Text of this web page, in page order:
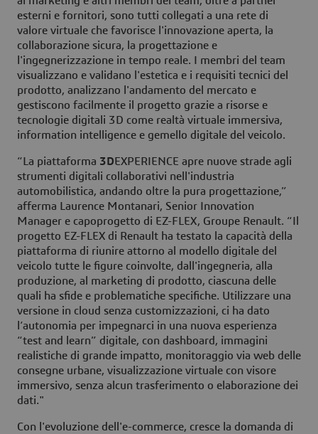
esterni e fornitori, sono tutti collegati a una rete di
valore virtuale che favorisce l'innovazione aperta, la
collaborazione sicura, la progettazione e
l'ingegnerizzazione in tempo reale. I membri del team
visualizzano e validano l'estetica e i requisiti tecnici del
prodotto, analizzano l'andamento del mercato e
gestiscono facilmente il progetto grazie a risorse e
tecnologie digitali 3D come realtà virtuale immersiva,
information intelligence e gemello digitale del veicolo.
“La piattaforma 3DEXPERIENCE apre nuove strade agli
strumenti digitali collaborativi nell'industria
automobilistica, andando oltre la pura progettazione,”
afferma Laurence Montanari, Senior Innovation
Manager e capoprogetto di EZ-FLEX, Groupe Renault. “Il
progetto EZ-FLEX di Renault ha testato la capacità della
piattaforma di riunire attorno al modello digitale del
veicolo tutte le figure coinvolte, dall'ingegneria, alla
produzione, al marketing di prodotto, ciascuna delle
quali ha sfide e problematiche specifiche. Utilizzare una
versione in cloud senza customizzazioni, ci ha dato
l’autonomia per impegnarci in una nuova esperienza
“test and learn” digitale, con dashboard, immagini
realistiche di grande impatto, monitoraggio via web delle
consegne urbane, visualizzazione virtuale con visore
immersivo, senza alcun trasferimento o elaborazione dei
dati."
Con l'evoluzione dell'e-commerce, cresce la domanda di